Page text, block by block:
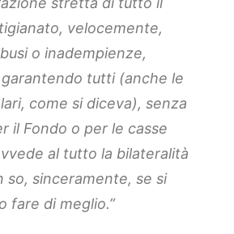
velocemente,
o inadempienze,
tutti (anche le
come si diceva), senza
il Fondo o per le casse
al tutto la bilateralità
so, sinceramente, se si
fare di meglio.”